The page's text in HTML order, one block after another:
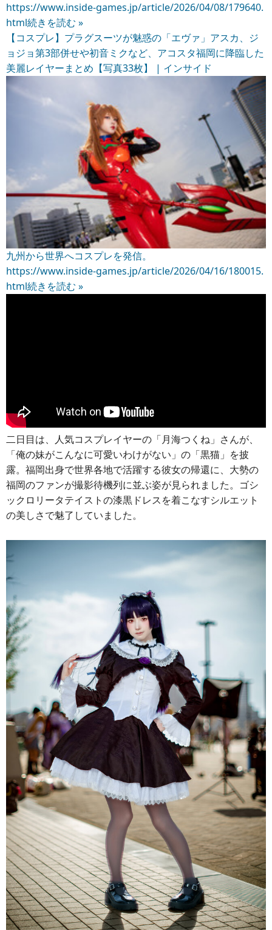
https://www.inside-games.jp/article/2026/04/08/179640.
html続きを読む »
【コスプレ】プラグスーツが魅惑の「エヴァ」アスカ、ジ
ョジョ第3部併せや初音ミクなど、アコスタ福岡に降臨した
美麗レイヤーまとめ【写真33枚】 | インサイド
九州から世界へコスプレを発信。
https://www.inside-games.jp/article/2026/04/16/180015.
html続きを読む »
二日目は、人気コスプレイヤーの「月海つくね」さんが、
「俺の妹がこんなに可愛いわけがない」の「黒猫」を披
露。福岡出身で世界各地で活躍する彼女の帰還に、大勢の
福岡のファンが撮影待機列に並ぶ姿が見られました。ゴシ
ックロリータテイストの漆黒ドレスを着こなすシルエット
の美しさで魅了していました。